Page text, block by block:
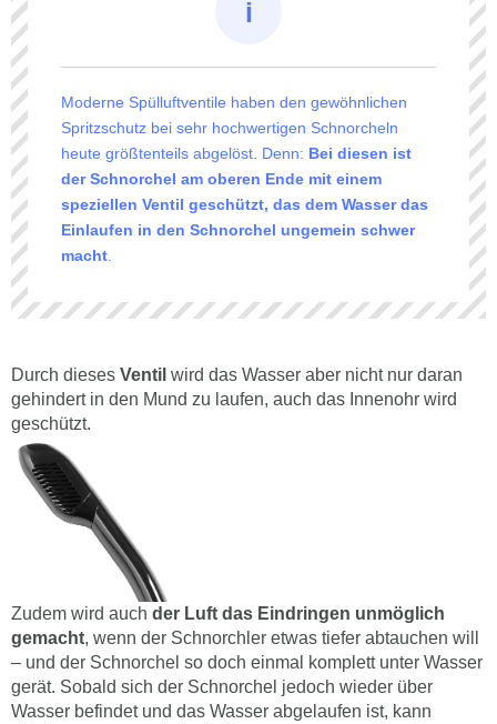
Moderne Spülluftventile haben den gewöhnlichen
Spritzschutz bei sehr hochwertigen Schnorcheln
heute größtenteils abgelöst. Denn: Bei diesen ist
der Schnorchel am oberen Ende mit einem
speziellen Ventil geschützt, das dem Wasser das
Einlaufen in den Schnorchel ungemein schwer
macht
Durch dieses Ventil wird das Wasser aber nicht nur daran
gehindert in den Mund zu laufen, auch das Innenohr wird
geschützt.
Zudem wird auch der Luft das Eindringen unmöglich
gemacht, wenn der Schnorchler etwas tiefer abtauchen will
– und der Schnorchel so doch einmal komplett unter Wasser
gerät. Sobald sich der Schnorchel jedoch wieder über
Wasser befindet und das Wasser abgelaufen ist, kann